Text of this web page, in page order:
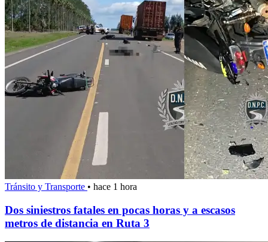
Tránsito y Transporte • hace 1 hora
Dos siniestros fatales en pocas horas y a escasos
metros de distancia en Ruta 3